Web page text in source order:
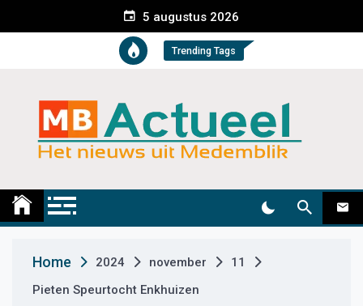
e
t
5 augustus 2026
Trending Tags
Medemblik Actueel
Home 2024 november
11
Pieten Speurtocht Enkhuizen